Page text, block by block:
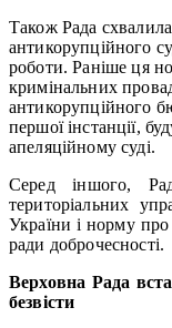
Також Рада
антикорупційного
роботи. Раніше ця
кримінальних
антикорупційного
першої інстанції,
апеляційному суді.
Серед іншого,
територіальних
України і норму про
ради доброчесності.
Верховна Рада
безвісти